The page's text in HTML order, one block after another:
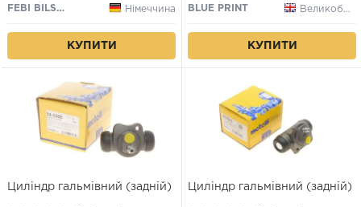
CITIGO 1.0-Electric 08.74-
FEBI BILSTEIN
Німеччина
КУПИТИ
BLUE PRINT
Великобританія
КУПИТИ
Циліндр гальмівний (задній) Циліндр гальмівний (задній)